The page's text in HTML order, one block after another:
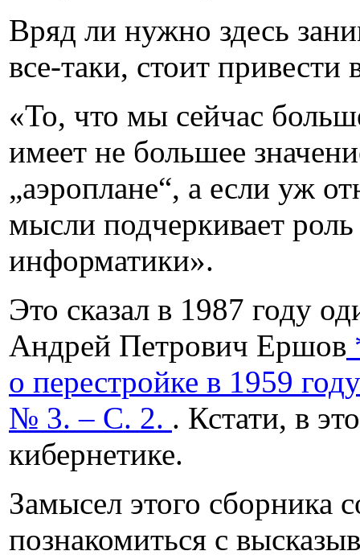
Вряд ли нужно здесь
все-таки, стоит привести
«То, что мы сейчас
имеет не большее
„аэроплане“, а если уж
мысли подчеркивает
информатики».
Это сказал в 1987 году
Андрей Петрович Ершов
о перестройке в 1959
№ 3. – С. 2. . Кстати, в
кибернетике.
Замысел этого сборника
познакомиться с